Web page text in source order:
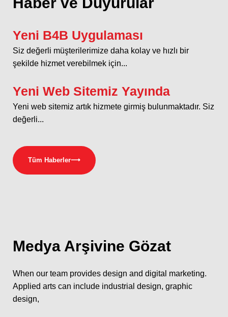
Yeni B4B Uygulaması
Siz değerli müşterilerimize daha kolay ve hızlı bir
şekilde hizmet verebilmek için...
Yeni Web Sitemiz Yayında
Yeni web sitemiz artık hizmete girmiş bulunmaktadır. Siz
değerli...
Tüm Haberler⟶
Medya Arşivine Gözat
When our team provides design and digital marketing.
Applied arts can include industrial design, graphic
design,